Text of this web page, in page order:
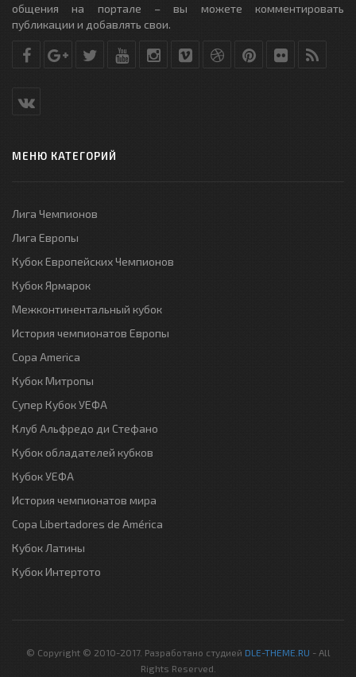
общения на портале – вы можете комментировать
публикации и добавлять свои.
МЕНЮ КАТЕГОРИЙ
Лига Чемпионов
Лига Европы
Кубок Европейских Чемпионов
Кубок Ярмарок
Межконтинентальный кубок
История чемпионатов Европы
Copa America
Кубок Митропы
Супер Кубок УЕФА
Клуб Альфредо ди Стефано
Кубок обладателей кубков
Кубок УЕФА
История чемпионатов мира
Copa Libertadores de América
Кубок Латины
Кубок Интертото
© Copyright © 2010-2017. Разработано студией DLE-THEME.RU - All
Rights Reserved.